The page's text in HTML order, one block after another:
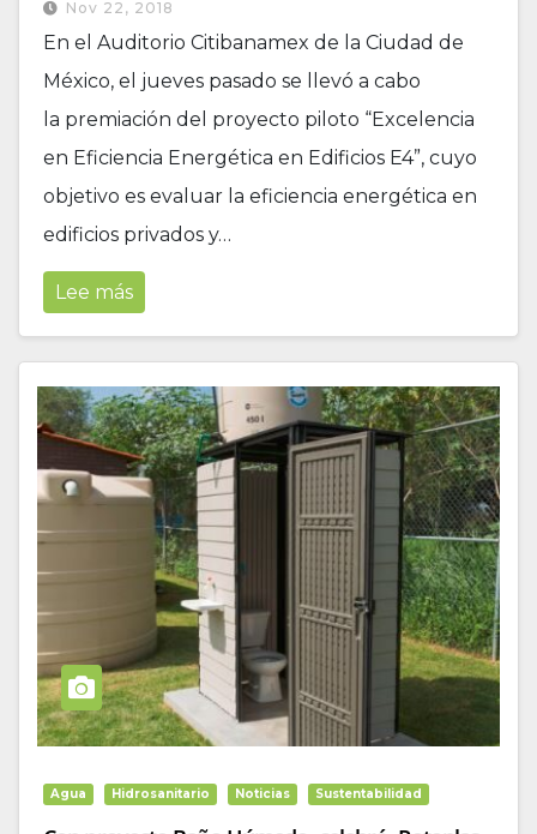
Nov 22, 2018
En el Auditorio Citibanamex de la Ciudad de
México, el jueves pasado se llevó a cabo
la premiación del proyecto piloto “Excelencia
en Eficiencia Energética en Edificios E4”, cuyo
objetivo es evaluar la eficiencia energética en
edificios privados y…
Lee más
Agua Hidrosanitario Noticias Sustentabilidad